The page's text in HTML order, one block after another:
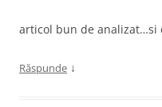
articol bun de analizat…si
Răspunde ↓